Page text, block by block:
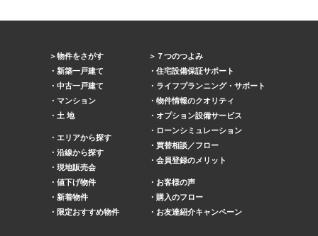
物件をさがす
新築一戸建て
中古一戸建て
マンション
土 地
エリアから探す
沿線から探す
現地販売会
値下げ物件
新着物件
限定おすすめ物件
７つのつよみ
住宅設備保証サポート
ライフプランニング・サポート
物件情報のクオリティ
オプション設備サービス
ローンシミュレーション
買替相談／フロー
会員登録のメリット
お客様の声
購入のフロー
お友達紹介キャンペーン